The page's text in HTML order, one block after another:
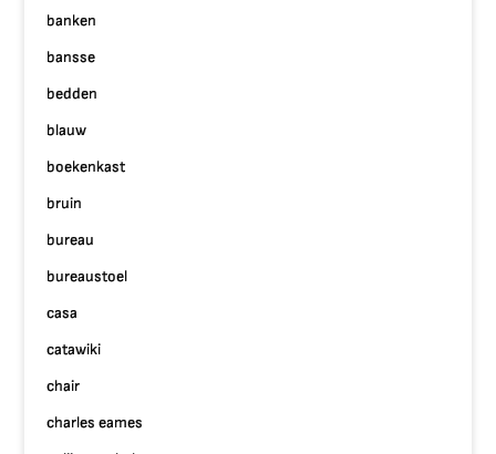
banken
bansse
bedden
blauw
boekenkast
bruin
bureau
bureaustoel
casa
catawiki
chair
charles eames